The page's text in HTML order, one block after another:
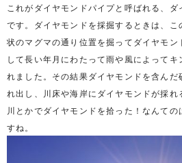
これがダイヤモンドパイプと呼ばれる、
です。ダイヤモンドを採掘するときは、
状のマグマの通り位置を掘ってダイヤモ
して長い年月にわたって雨や風によって
れました。その結果ダイヤモンドを含ん
れ出し、川床や海岸にダイヤモンドが採れ
川とかでダイヤモンドを拾った！なんて
すね。